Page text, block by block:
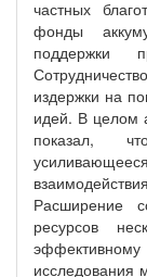
частных
фонды
поддержки
издержки на
идей. В целом
показал,
Расширение
ресурсов
исследования